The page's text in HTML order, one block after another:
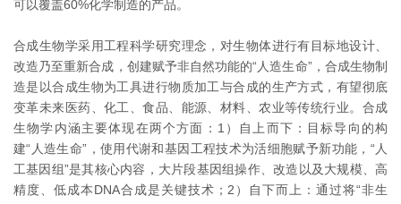
可以覆盖60%化学制造的产品。
合成生物学采用工程科学研究理念，对生物体进行有目标地设计、
改造乃至重新合成，创建赋予非自然功能的“人造生命”，合成生物制
造是以合成生物为工具进行物质加工与合成的生产方式，有望彻底
变革未来医药、化工、食品、能源、材料、农业等传统行业。合成
生物学内涵主要体现在两个方面：1）自上而下：目标导向的构
建“人造生命”，使用代谢和基因工程技术为活细胞赋予新功能，“人
工基因组”是其核心内容，大片段基因组操作、改造以及大规模、高
精度、低成本DNA合成是关键技术；2）自下而上：通过将“非生